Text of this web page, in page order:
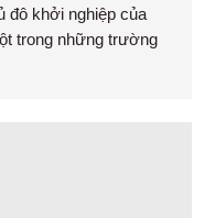
đô khởi nghiệp của
trong những trường